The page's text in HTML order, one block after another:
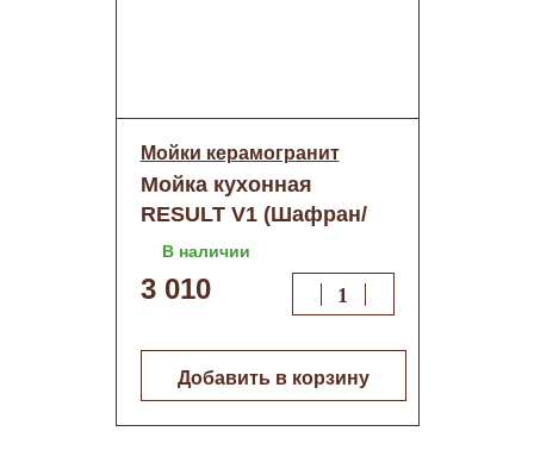
Мойки керамогранит
Мойка кухонная
RESULT V1 (Шафран/
беж.)+сифон (d 500мм)
В наличии
3 010
Добавить в корзину